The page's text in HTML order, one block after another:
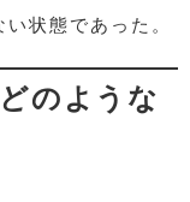
状態であった。
のような